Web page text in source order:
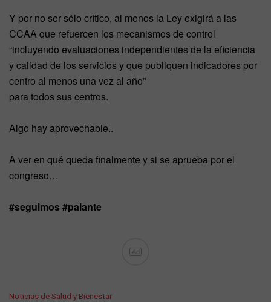
Y por no ser sólo crítico, al menos la Ley exigirá a las
CCAA que refuercen los mecanismos de control
“incluyendo evaluaciones independientes de la eficiencia
y calidad de los servicios y que publiquen indicadores por
centro al menos una vez al año”
para todos sus centros.
Algo hay aprovechable..
A ver en qué queda finalmente y si se aprueba por el
congreso…
#seguimos #palante
Ad
C
Noticias de Salud y Bienestar